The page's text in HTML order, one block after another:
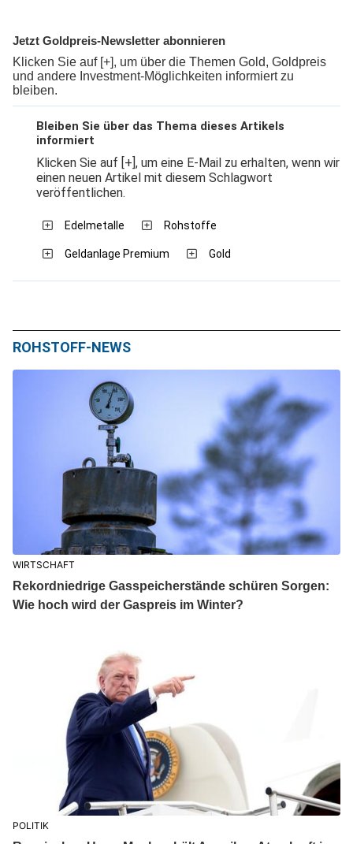
Jetzt Goldpreis-Newsletter abonnieren
Klicken Sie auf [+], um über die Themen Gold, Goldpreis
und andere Investment-Möglichkeiten informiert zu
bleiben.
Bleiben Sie über das Thema dieses Artikels
informiert
Klicken Sie auf [+], um eine E-Mail zu erhalten, wenn wir
einen neuen Artikel mit diesem Schlagwort
veröffentlichen.
Edelmetalle Rohstoffe
Geldanlage Premium Gold
ROHSTOFF-NEWS
WIRTSCHAFT
Rekordniedrige Gasspeicherstände schüren Sorgen:
Wie hoch wird der Gaspreis im Winter?
POLITIK